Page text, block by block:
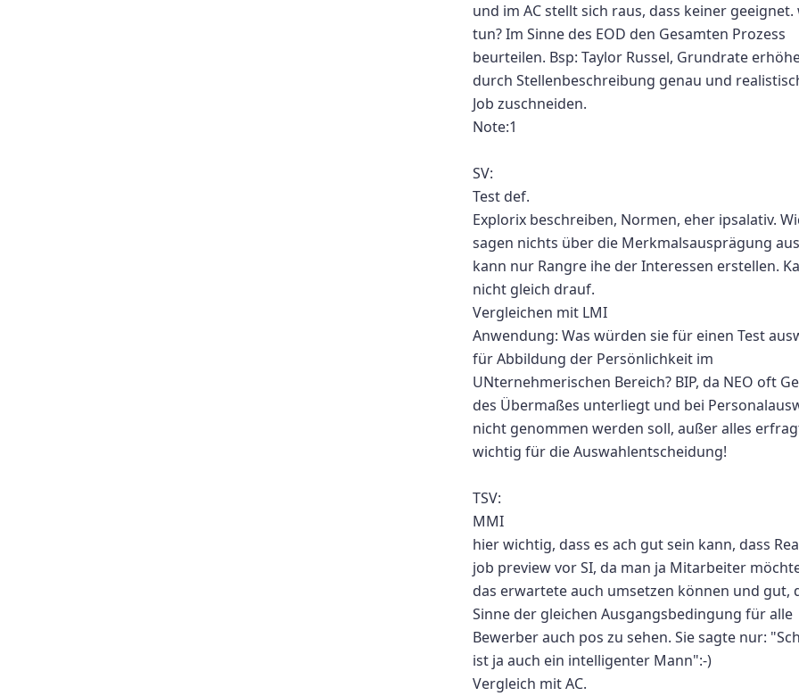
und im AC stellt sich raus, dass keiner geeignet.
tun? Im Sinne des EOD den Gesamten Prozess
beurteilen. Bsp: Taylor Russel, Grundrate
durch Stellenbeschreibung genau und
Job zuschneiden.
Note:1
SV:
Test def.
Explorix beschreiben, Normen, eher ipsalativ.
sagen nichts über die Merkmalsausprägung
kann nur Rangre ihe der Interessen erstellen.
nicht gleich drauf.
Vergleichen mit LMI
Anwendung: Was würden sie für einen Test
für Abbildung der Persönlichkeit im
UNternehmerischen Bereich? BIP, da NEO oft
des Übermaßes unterliegt und bei
nicht genommen werden soll, außer alles
wichtig für die Auswahlentscheidung!
TSV:
MMI
hier wichtig, dass es ach gut sein kann, dass
job preview vor SI, da man ja Mitarbeiter
das erwartete auch umsetzen können und gut,
Sinne der gleichen Ausgangsbedingung für alle
Bewerber auch pos zu sehen. Sie sagte nur:
ist ja auch ein intelligenter Mann":-)
Vergleich mit AC.